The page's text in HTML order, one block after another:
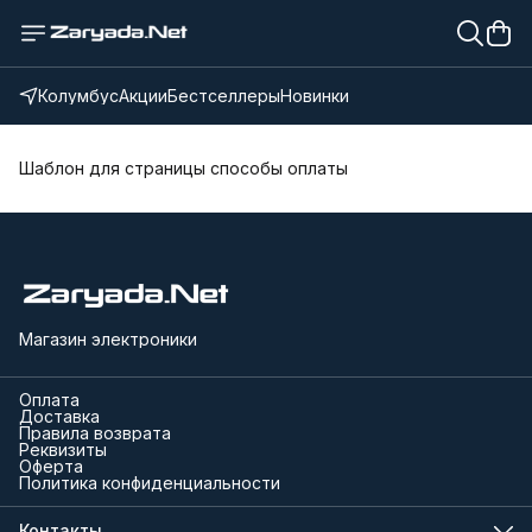
КолумбусАкцииБестселлерыНовинки
Шаблон для страницы способы оплаты
Магазин электроники
Оплата
Доставка
Правила возврата
Реквизиты
Оферта
Политика конфиденциальности